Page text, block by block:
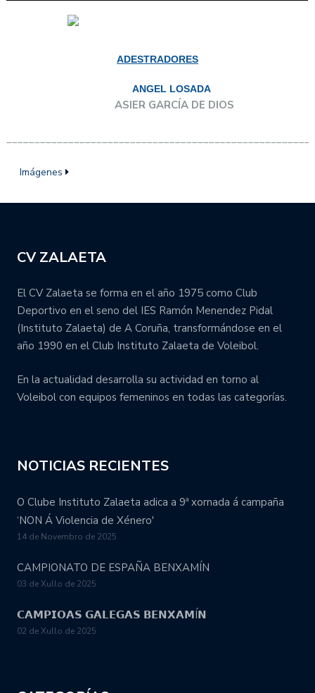
ADESTRADORES
ANGEL LOSADA
ASIER GARCÍA DE DIOS
Imágenes
CV ZALAETA
El CV Zalaeta se forma en el año 1975 como Club
Deportivo en el seno del IES Ramón Menendez Pidal
(Instituto Zalaeta) de A Coruña, transformándose en el
año 1990 en el Club Instituto Zalaeta de Voleibol.
En la actualidad desarrolla su actividad en torno al
Voleibol con equipos femeninos en todas las categorías.
NOTICIAS RECIENTES
O Clube Instituto Zalaeta adica a 9ª xornada á campaña
‘NON Á Violencia de Xénero'
14 de Novembro de 2025
CAMPIONATO DE ESPAÑA BENXAMÍN
03 de Xullo de 2025
𝗖𝗔𝗠𝗣𝗜𝗢𝗔𝗦 𝗚𝗔𝗟𝗘𝗚𝗔𝗦 𝗕𝗘𝗡𝗫𝗔𝗠Í𝗡
02 de Xullo de 2025